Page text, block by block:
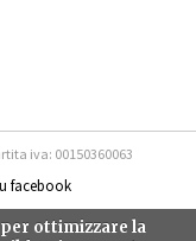
iva: 00150360063
facebook
ottimizzare la